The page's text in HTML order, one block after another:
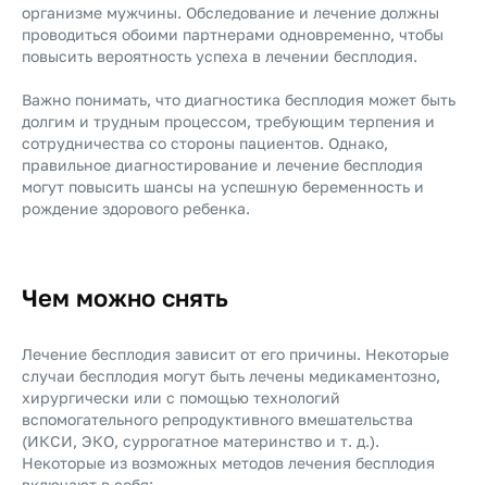
организме мужчины. Обследование и лечение должны
проводиться обоими партнерами одновременно, чтобы
повысить вероятность успеха в лечении бесплодия.
Важно понимать, что диагностика бесплодия может быть
долгим и трудным процессом, требующим терпения и
сотрудничества со стороны пациентов. Однако,
правильное диагностирование и лечение бесплодия
могут повысить шансы на успешную беременность и
рождение здорового ребенка.
Чем можно снять
Лечение бесплодия зависит от его причины. Некоторые
случаи бесплодия могут быть лечены медикаментозно,
хирургически или с помощью технологий
вспомогательного репродуктивного вмешательства
(ИКСИ, ЭКО, суррогатное материнство и т. д.).
Некоторые из возможных методов лечения бесплодия